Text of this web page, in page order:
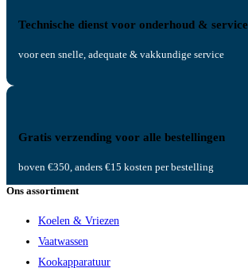
Technische dienst voor onderhoud & service
voor een snelle, adequate & vakkundige service
Gratis verzending voor alle bestellingen
boven €350, anders €15 kosten per bestelling
Ons assortiment
Koelen & Vriezen
Vaatwassen
Kookapparatuur